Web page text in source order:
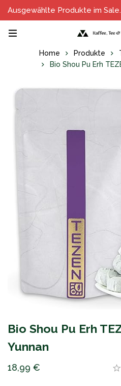
Ausgewählte Produkte im
Home Produkte
Bio Shou Pu Erh
Bio Shou Pu Erh
Yunnan
18,99 €